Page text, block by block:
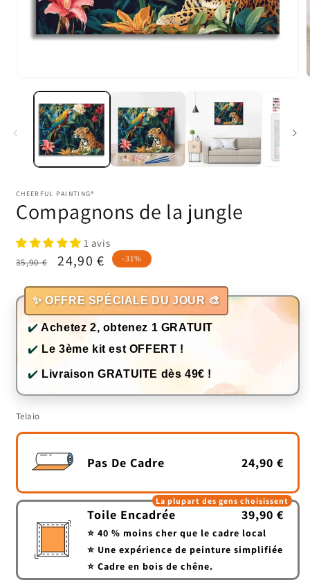
média
fenêtre
modale
CHEERFUL PAINTING®
Compagnons de la jungle
1 avis
Prix
habituel
35,90 €
Prix
promotionnel
24,90 € -31%
✨ OFFRE SPÉCIALE DU JOUR 🎨
✔️ Achetez 2, obtenez 1 GRATUIT
✔️ Le 3ème kit est OFFERT !
✔️ Livraison GRATUITE dès 49€ !
Telaio
Pas De Cadre 24,90 €
Toile Encadrée 39,90 €
⭐ 40 % moins cher que le cadre local
⭐ Une expérience de peinture simplifiée
⭐ Cadre en bois de chêne.
La plupart des gens choisissent